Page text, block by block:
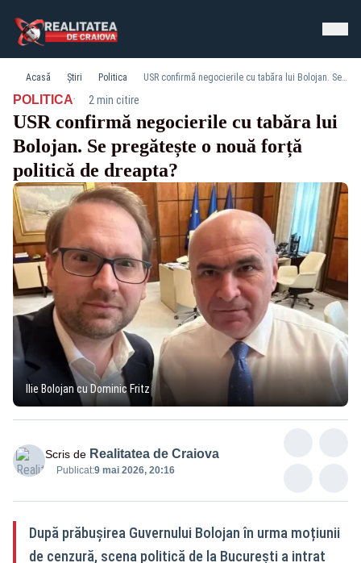
Acasă Știri Politica USR confirmă negocierile cu tabăra lui Bolojan. Se pregătește o nouă forță politică de dreapta?
POLITICA· 2 min citire
USR confirmă negocierile cu tabăra lui
Bolojan. Se pregătește o nouă forță
politică de dreapta?
Ilie Bolojan cu Dominic Fritz
Scris de Realitatea de Craiova
Publicat:9 mai 2026, 20:16
După prăbușirea Guvernului Bolojan în urma moțiunii
de cenzură, scena politică de la București a intrat